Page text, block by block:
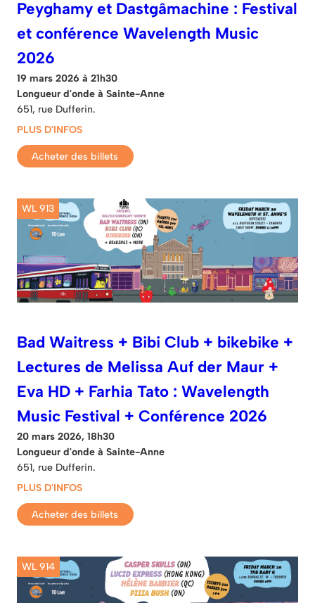
Peyghamy et Dastgâmachine : Festival
et conférence Wavelength Music
2026
19 mars 2026 à 21h30
Longueur d'onde à Sainte-Anne
651, rue Dufferin.
PLUS D'INFOS
Acheter des billets
WL 913
Bad Waitress + Bibi Club + bikebike +
Lectures de Melissa Auf der Maur +
Eva HD + Farhia Tato : Wavelength
Music Festival + Conférence 2026
20 mars 2026, 18h30
Longueur d'onde à Sainte-Anne
651, rue Dufferin.
PLUS D'INFOS
Acheter des billets
WL 914